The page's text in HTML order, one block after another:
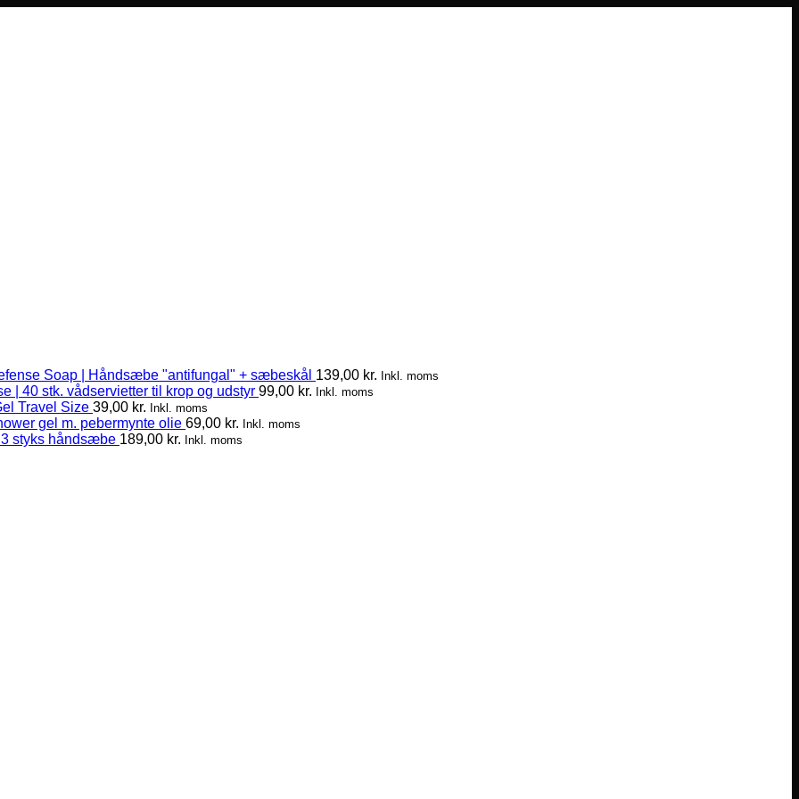
Soap | Håndsæbe "antifungal" + sæbeskål 139,00 kr. Inkl. moms
| 40 stk. vådservietter til krop og udstyr 99,00 kr. Inkl. moms
Travel Size 39,00 kr. Inkl. moms
gel m. pebermynte olie 69,00 kr. Inkl. moms
styks håndsæbe 189,00 kr. Inkl. moms